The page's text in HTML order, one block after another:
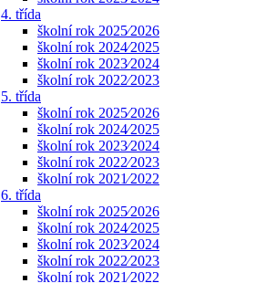
4. třída
školní rok 2025⁄2026
školní rok 2024⁄2025
školní rok 2023⁄2024
školní rok 2022⁄2023
5. třída
školní rok 2025⁄2026
školní rok 2024⁄2025
školní rok 2023⁄2024
školní rok 2022⁄2023
školní rok 2021⁄2022
6. třída
školní rok 2025⁄2026
školní rok 2024⁄2025
školní rok 2023⁄2024
školní rok 2022⁄2023
školní rok 2021⁄2022